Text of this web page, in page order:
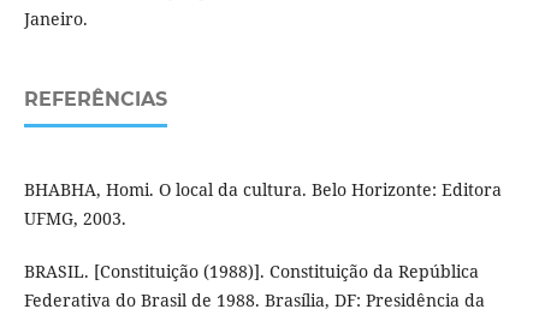
Janeiro.
REFERÊNCIAS
BHABHA, Homi. O local da cultura. Belo Horizonte: Editora
UFMG, 2003.
BRASIL. [Constituição (1988)]. Constituição da República
Federativa do Brasil de 1988. Brasília, DF: Presidência da